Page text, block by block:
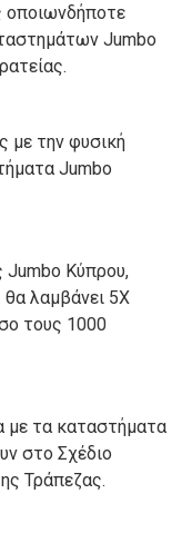
οποιωνδήποτε
Jumbo
με την φυσική
Jumbo
Jumbo Κύπρου,
λαμβάνει 5X
τους 1000
με τα καταστήματα
στο Σχέδιο
Τράπεζας.